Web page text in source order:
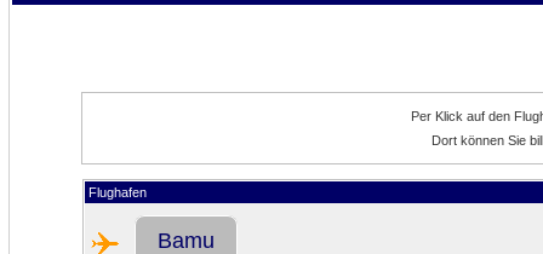
Per Klick auf den
Dort können Sie
Flughafen
Bamu